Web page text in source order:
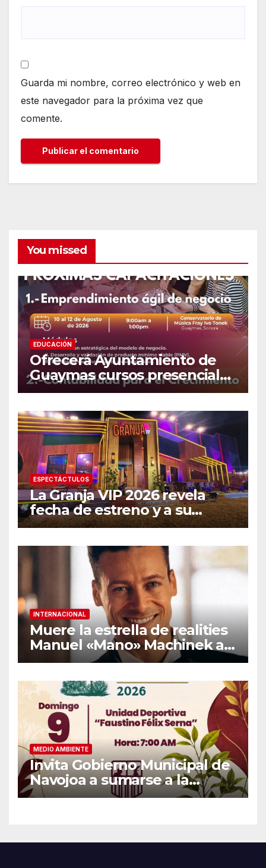
Guarda mi nombre, correo electrónico y web en
este navegador para la próxima vez que
comente.
You missed
EDUCACIÓN
Ofrecerá Ayuntamiento de
Guaymas cursos presenciales
para emprendedores
ESPECTÁCTULOS
La Granja VIP 2026 revela
fecha de estreno y a su
primer famoso confirmado
INTERNACIONAL
Muere la estrella de realities
Manuel «Mano» Machinek a
los 37 años
MEDIO AMBIENTE
Invita Gobierno Municipal de
Navojoa a sumarse a la
Jornada Nacional de